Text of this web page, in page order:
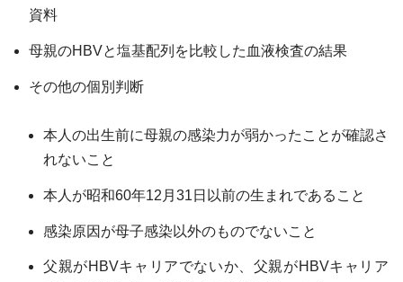
資料
母親のHBVと塩基配列を比較した血液検査の結果
その他の個別判断
本人の出生前に母親の感染力が弱かったことが確認さ
れないこと
本人が昭和60年12月31日以前の生まれであること
感染原因が母子感染以外のものでないこと
父親がHBVキャリアでないか、父親がHBVキャリア